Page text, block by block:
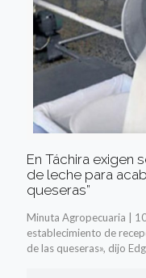
En Táchira exigen
de leche para
queseras”
Minuta Agropecuaria |
establecimiento de
de las queseras», dijo